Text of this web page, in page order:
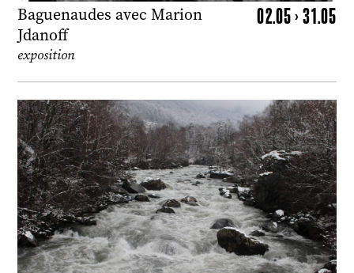
Baguenaudes avec Marion
Jdanoff
02.05 > 31.05
exposition